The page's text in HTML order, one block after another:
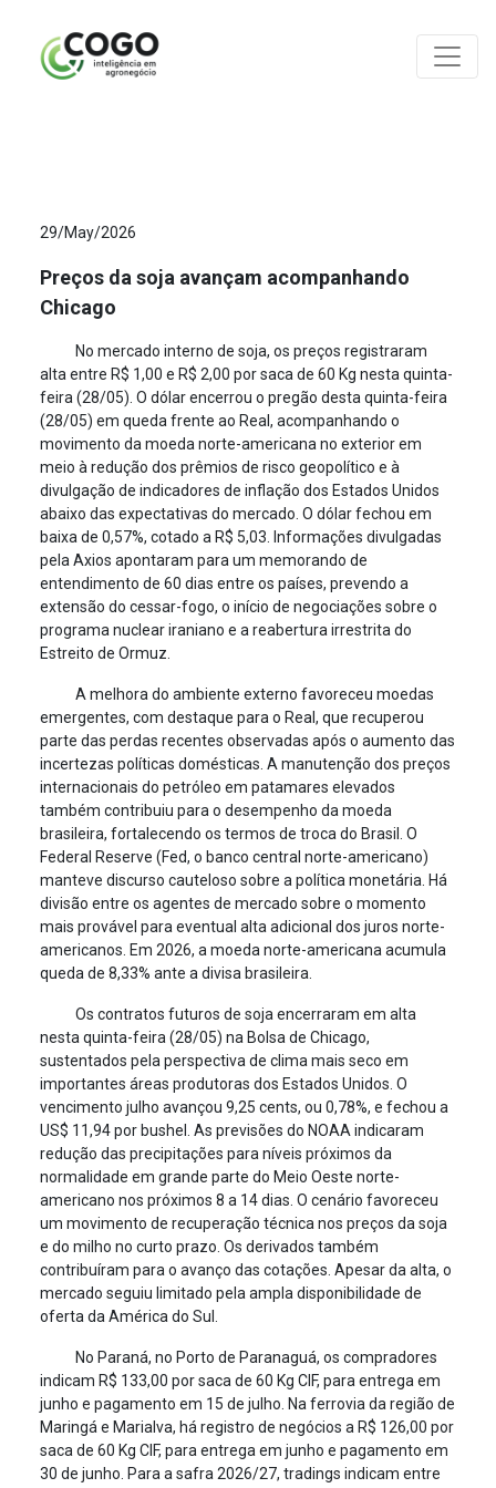
29/May/2026
Preços da soja avançam acompanhando
Chicago
No mercado interno de soja, os preços registraram
alta entre R$ 1,00 e R$ 2,00 por saca de 60 Kg nesta quinta-
feira (28/05). O dólar encerrou o pregão desta quinta-feira
(28/05) em queda frente ao Real, acompanhando o
movimento da moeda norte-americana no exterior em
meio à redução dos prêmios de risco geopolítico e à
divulgação de indicadores de inflação dos Estados Unidos
abaixo das expectativas do mercado. O dólar fechou em
baixa de 0,57%, cotado a R$ 5,03. Informações divulgadas
pela Axios apontaram para um memorando de
entendimento de 60 dias entre os países, prevendo a
extensão do cessar-fogo, o início de negociações sobre o
programa nuclear iraniano e a reabertura irrestrita do
Estreito de Ormuz.
A melhora do ambiente externo favoreceu moedas
emergentes, com destaque para o Real, que recuperou
parte das perdas recentes observadas após o aumento das
incertezas políticas domésticas. A manutenção dos preços
internacionais do petróleo em patamares elevados
também contribuiu para o desempenho da moeda
brasileira, fortalecendo os termos de troca do Brasil. O
Federal Reserve (Fed, o banco central norte-americano)
manteve discurso cauteloso sobre a política monetária. Há
divisão entre os agentes de mercado sobre o momento
mais provável para eventual alta adicional dos juros norte-
americanos. Em 2026, a moeda norte-americana acumula
queda de 8,33% ante a divisa brasileira.
Os contratos futuros de soja encerraram em alta
nesta quinta-feira (28/05) na Bolsa de Chicago,
sustentados pela perspectiva de clima mais seco em
importantes áreas produtoras dos Estados Unidos. O
vencimento julho avançou 9,25 cents, ou 0,78%, e fechou a
US$ 11,94 por bushel. As previsões do NOAA indicaram
redução das precipitações para níveis próximos da
normalidade em grande parte do Meio Oeste norte-
americano nos próximos 8 a 14 dias. O cenário favoreceu
um movimento de recuperação técnica nos preços da soja
e do milho no curto prazo. Os derivados também
contribuíram para o avanço das cotações. Apesar da alta, o
mercado seguiu limitado pela ampla disponibilidade de
oferta da América do Sul.
No Paraná, no Porto de Paranaguá, os compradores
indicam R$ 133,00 por saca de 60 Kg CIF, para entrega em
junho e pagamento em 15 de julho. Na ferrovia da região de
Maringá e Marialva, há registro de negócios a R$ 126,00 por
saca de 60 Kg CIF, para entrega em junho e pagamento em
30 de junho. Para a safra 2026/27, tradings indicam entre